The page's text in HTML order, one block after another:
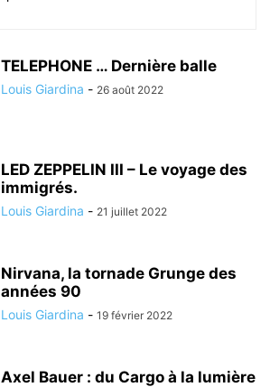
TELEPHONE … Dernière balle
Louis Giardina - 26 août 2022
LED ZEPPELIN III – Le voyage des
immigrés.
Louis Giardina - 21 juillet 2022
Nirvana, la tornade Grunge des
années 90
Louis Giardina - 19 février 2022
Axel Bauer : du Cargo à la lumière